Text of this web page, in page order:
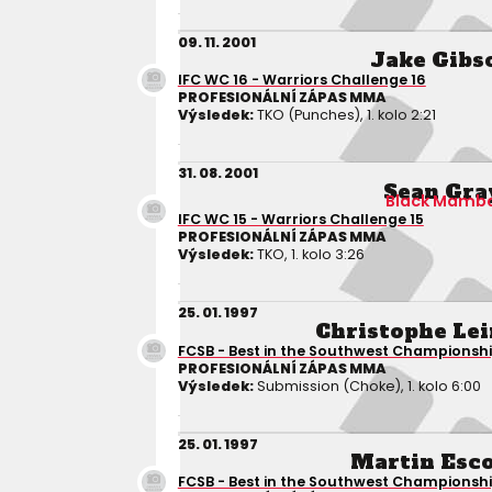
09. 11. 2001
Jake
IFC WC 16 - Warriors Challenge 16
PROFESIONÁLNÍ ZÁPAS MMA
Výsledek:TKO (Punches), 1. kolo 2:21
31. 08. 2001
Sean
Black
IFC WC 15 - Warriors Challenge 15
PROFESIONÁLNÍ ZÁPAS MMA
Výsledek:TKO, 1. kolo 3:26
25. 01. 1997
Christophe
FCSB - Best in the Southwest
PROFESIONÁLNÍ ZÁPAS MMA
Výsledek:Submission (Choke), 1. kolo 6:00
25. 01. 1997
Martin
FCSB - Best in the Southwest